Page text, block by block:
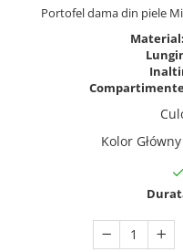
Portofel dama din piele
Material:
Kolor